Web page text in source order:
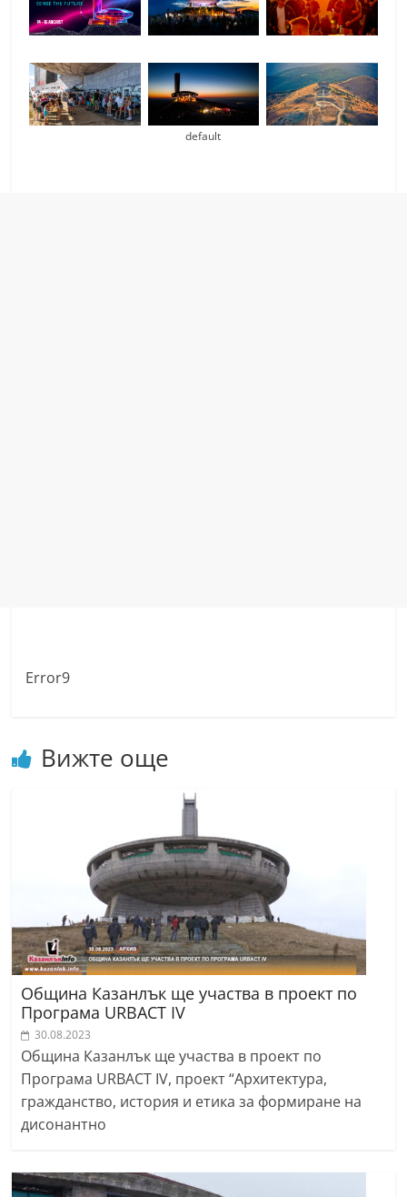
default
Error9
Вижте още
Община Казанлък ще участва в проект по
Програма URBACT IV
30.08.2023
Община Казанлък ще участва в проект по
Програма URBACT IV, проект “Архитектура,
гражданство, история и етика за формиране на
дисонантно